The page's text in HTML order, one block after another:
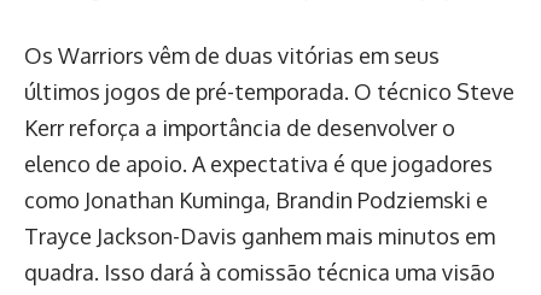
Os Warriors vêm de duas vitórias em seus
últimos jogos de pré-temporada. O técnico Steve
Kerr reforça a importância de desenvolver o
elenco de apoio. A expectativa é que jogadores
como Jonathan Kuminga, Brandin Podziemski e
Trayce Jackson-Davis ganhem mais minutos em
quadra. Isso dará à comissão técnica uma visão